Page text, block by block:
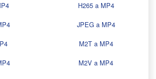
H265 a MP4
JPEG a MP4
M2T a MP4
M2V a MP4